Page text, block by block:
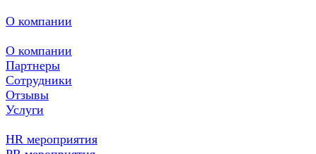
аттракционов
группа, профессиональное оборудование и опытные
организаторы мероприятий. Именно за такой подход
нас выбирают, доверяют и рекомендуют как лучшее
ивент агентство Алматы и Казахстана.
О компании
О компании
Партнеры
Сотрудники
Отзывы
Услуги
HR мероприятия